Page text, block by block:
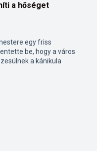
a hőséget
egy friss
be, hogy a város
a kánikula